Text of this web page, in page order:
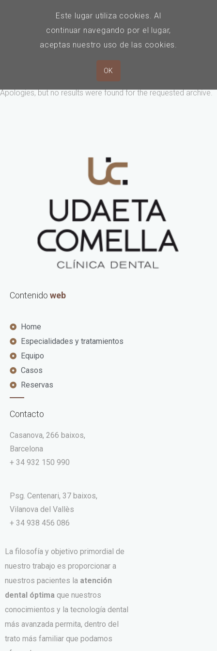
Apologies, but no results were found for the requested archive.
Contenido web
Home
Especialidades y tratamientos
Equipo
Casos
Reservas
Contacto
Casanova, 266 baixos,
Barcelona
+ 34 932 150 990
Psg. Centenari, 37 baixos,
Vilanova del Vallès
+ 34 938 456 086
La filosofía y objetivo primordial de
nuestro trabajo es proporcionar a
nuestros pacientes la atención
dental óptima que nuestros
conocimientos y la tecnología dental
más avanzada permita, dentro del
trato más familiar que podamos
Este lugar utiliza cookies. Al
continuar navegando por el lugar,
aceptas nuestro uso de las cookies.
OK